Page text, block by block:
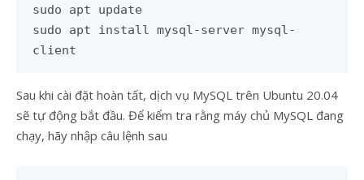
sudo apt update
sudo apt install mysql-server mysql-
client
Sau khi cài đặt hoàn tất, dịch vụ MySQL trên Ubuntu 20.04
sẽ tự động bắt đầu. Để kiểm tra rằng máy chủ MySQL đang
chạy, hãy nhập câu lệnh sau